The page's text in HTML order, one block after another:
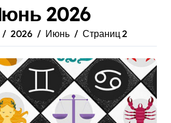
2026
2026 Июнь Страниц 2